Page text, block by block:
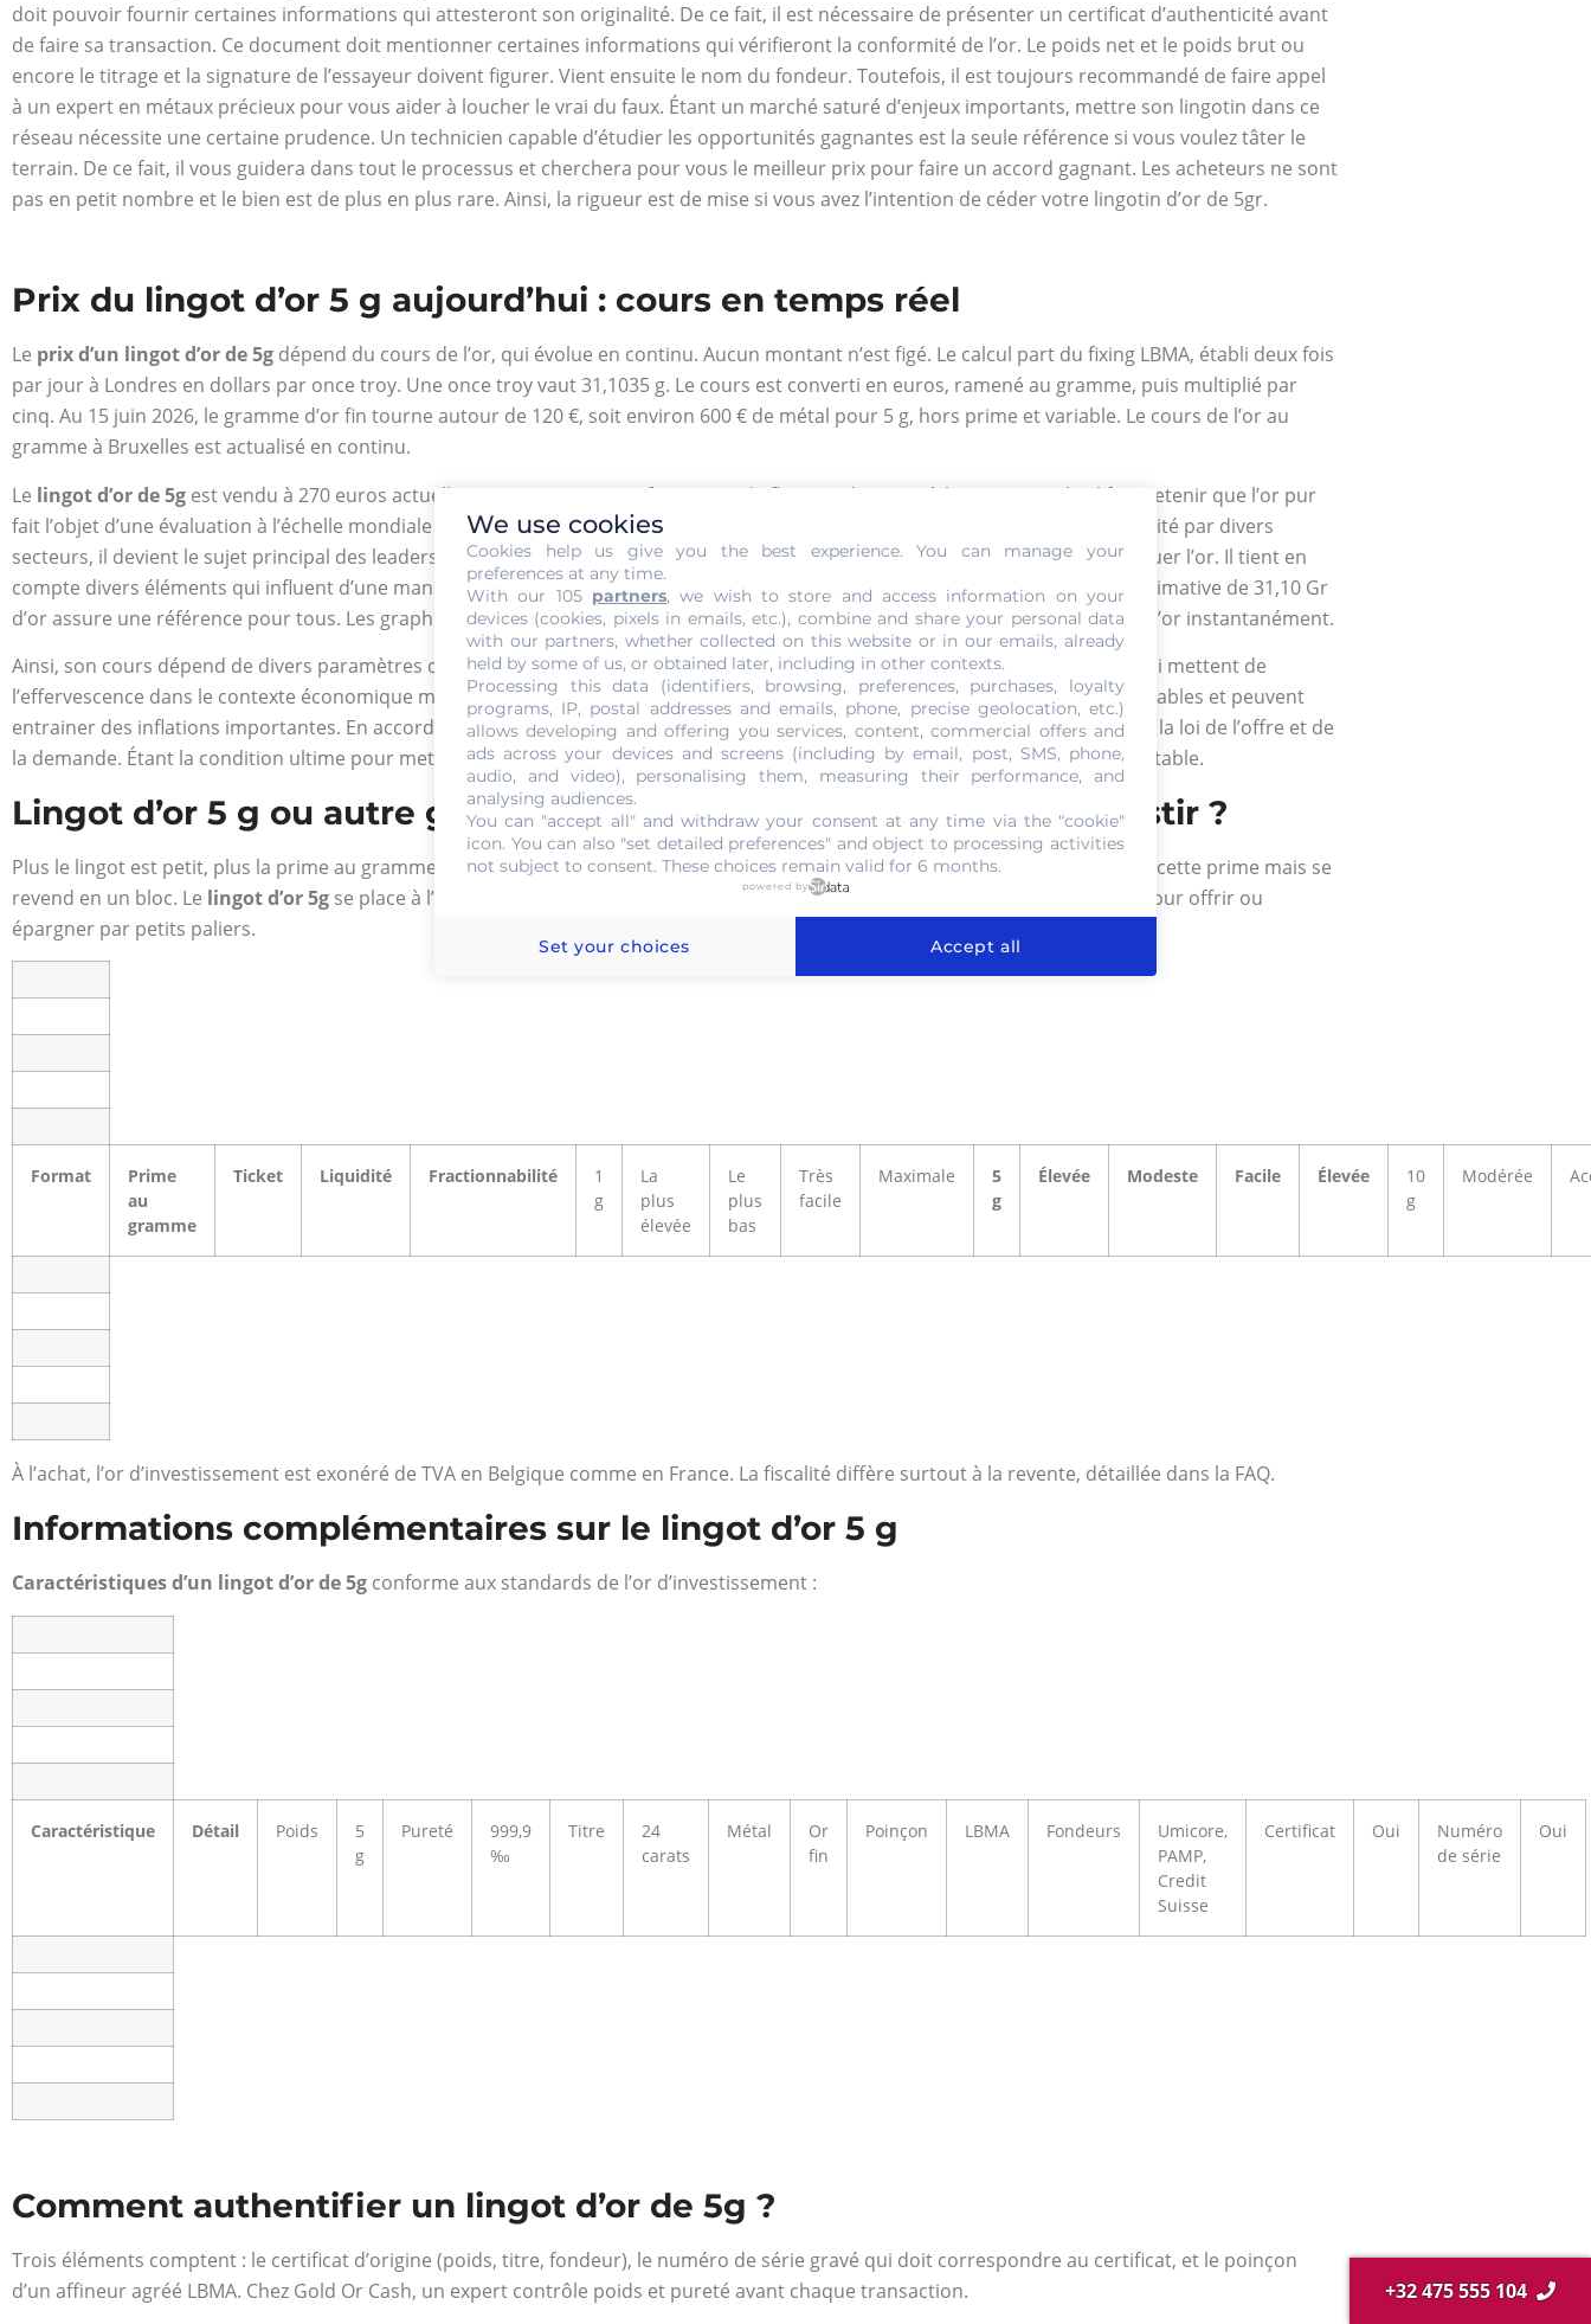
doit pouvoir fournir certaines informations qui attesteront son originalité. De ce fait, il est nécessaire de présenter un certificat d’authenticité avant
de faire sa transaction. Ce document doit mentionner certaines informations qui vérifieront la conformité de l’or. Le poids net et le poids brut ou
encore le titrage et la signature de l’essayeur doivent figurer. Vient ensuite le nom du fondeur. Toutefois, il est toujours recommandé de faire appel
à un expert en métaux précieux pour vous aider à loucher le vrai du faux. Étant un marché saturé d’enjeux importants, mettre son lingotin dans ce
réseau nécessite une certaine prudence. Un technicien capable d’étudier les opportunités gagnantes est la seule référence si vous voulez tâter le
terrain. De ce fait, il vous guidera dans tout le processus et cherchera pour vous le meilleur prix pour faire un accord gagnant. Les acheteurs ne sont
pas en petit nombre et le bien est de plus en plus rare. Ainsi, la rigueur est de mise si vous avez l’intention de céder votre lingotin d’or de 5gr.
Prix du lingot d’or 5 g aujourd’hui : cours en temps réel
Le prix d’un lingot d’or de 5g dépend du cours de l’or, qui évolue en continu. Aucun montant n’est figé. Le calcul part du fixing LBMA, établi deux fois
par jour à Londres en dollars par once troy. Une once troy vaut 31,1035 g. Le cours est converti en euros, ramené au gramme, puis multiplié par
cinq. Au 15 juin 2026, le gramme d’or fin tourne autour de 120 €, soit environ 600 € de métal pour 5 g, hors prime et variable. Le cours de l’or au
gramme à Bruxelles est actualisé en continu.
Le lingot d’or de 5g est vendu à 270 euros actuellement. Ce prix risque fortement de fluctuer d’un jour à l’autre. Ainsi dit, il faut retenir que l’or pur
fait l’objet d’une évaluation à l’échelle mondiale et cet indicateur constitue une référence pour tous. Étant un matériau très sollicité par divers
secteurs, il devient le sujet principal des leaders du monde entier. La LBMA de Londres est l’entité reconnue qui se charge d’évaluer l’or. Il tient en
compte divers éléments qui influent d’une manière conséquente le cours du métal jaune. L’once qui caractérise la valeur approximative de 31,10 Gr
d’or assure une référence pour tous. Les graphiques sont élaborés de manière à communiquer ouvertement les oscillations de l’or instantanément.
Ainsi, son cours dépend de divers paramètres comme la loi de l’offre et de la demande. À cela s’ajoutent les crises financières qui mettent de
l’effervescence dans le contexte économique mondial. En effet, les instabilités politiques présentent des conséquences considérables et peuvent
entrainer des inflations importantes. En accord avec la conjoncture à l’échelle mondiale, le prix de l’or évoluera en parallèle avec la loi de l’offre et de
la demande. Étant la condition ultime pour mettre en marche le processus, la loi économique assure un seuil de rentabilité équitable.
Lingot d’or 5 g ou autre grammage : quel format choisir pour investir ?
Plus le lingot est petit, plus la prime au gramme grimpe, car les frais de fabrication portent sur moins d’or. Un gros lingot baisse cette prime mais se
revend en un bloc. Le lingot d’or 5g se place à l’entrée : ticket modeste, prime plus douce qu’un 1 g, revente simple. Il convient pour offrir ou
épargner par petits paliers.
Format
Prime
au
gramme
Ticket Liquidité Fractionnabilité
1
g
La
plus
élevée
Le
plus
bas
Très
facile
Maximale
5
g
Élevée Modeste Facile Élevée
10
g
Modérée
À l’achat, l’or d’investissement est exonéré de TVA en Belgique comme en France. La fiscalité diffère surtout à la revente, détaillée dans la FAQ.
Informations complémentaires sur le lingot d’or 5 g
Caractéristiques d’un lingot d’or de 5g conforme aux standards de l’or d’investissement :
Caractéristique Détail Poids
5
g
Pureté
999,9
‰
Titre
24
carats
Métal
Or
fin
Poinçon LBMA Fondeurs
Umicore,
PAMP,
Credit
Suisse
Certificat Oui
Numéro
de série
Oui
Comment authentifier un lingot d’or de 5g ?
Trois éléments comptent : le certificat d’origine (poids, titre, fondeur), le numéro de série gravé qui doit correspondre au certificat, et le poinçon
d’un affineur agréé LBMA. Chez Gold Or Cash, un expert contrôle poids et pureté avant chaque transaction.
+32 475 555 104
We use cookies
Cookies help us give you the best experience. You can manage your
preferences at any time.
With our 105 partners, we wish to store and access information on your
devices (cookies, pixels in emails, etc.), combine and share your personal data
with our partners, whether collected on this website or in our emails, already
held by some of us, or obtained later, including in other contexts.
Processing this data (identifiers, browsing, preferences, purchases, loyalty
programs, IP, postal addresses and emails, phone, precise geolocation, etc.)
allows developing and offering you services, content, commercial offers and
ads across your devices and screens (including by email, post, SMS, phone,
audio, and video), personalising them, measuring their performance, and
analysing audiences.
You can "accept all" and withdraw your consent at any time via the "cookie"
icon. You can also "set detailed preferences" and object to processing activities
not subject to consent. These choices remain valid for 6 months.
powered by
Set your choices Accept all